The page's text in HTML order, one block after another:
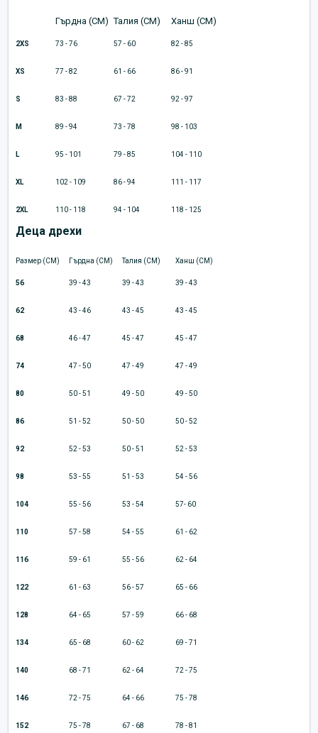
Гърдна (CM) Талия (CM) Ханш (CM)
2XS 73 - 76 57 - 60 82 - 85
XS 77 - 82 61 - 66 86 - 91
S 83 - 88 67 - 72 92 - 97
M 89 - 94 73 - 78 98 - 103
L 95 - 101 79 - 85 104 - 110
XL 102 - 109 86 - 94 111 - 117
2XL 110 - 118 94 - 104 118 - 125
Деца дрехи
Размер (CM) Гърдна (CM) Талия (CM) Ханш (CM)
56 39 - 43 39 - 43 39 - 43
62 43 - 46 43 - 45 43 - 45
68 46 - 47 45 - 47 45 - 47
74 47 - 50 47 - 49 47 - 49
80 50 - 51 49 - 50 49 - 50
86 51 - 52 50 - 50 50 - 52
92 52 - 53 50 - 51 52 - 53
98 53 - 55 51 - 53 54 - 56
104 55 - 56 53 - 54 57- 60
110 57 - 58 54 - 55 61 - 62
116 59 - 61 55 - 56 62 - 64
122 61 - 63 56 - 57 65 - 66
128 64 - 65 57 - 59 66 - 68
134 65 - 68 60 - 62 69 - 71
140 68 - 71 62 - 64 72 - 75
146 72 - 75 64 - 66 75 - 78
152 75 - 78 67 - 68 78 - 81